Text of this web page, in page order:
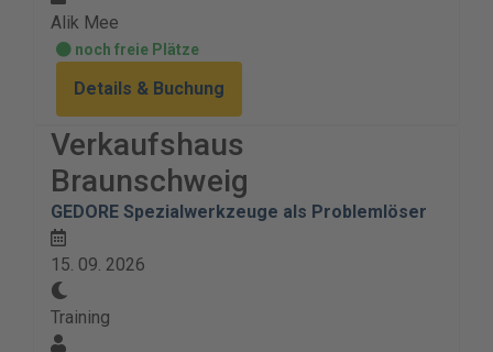
Alik Mee
noch freie Plätze
Details & Buchung
Verkaufshaus
Braunschweig
GEDORE Spezialwerkzeuge als Problemlöser
15. 09. 2026
Training